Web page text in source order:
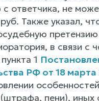
с ответчика, не
Также указал,
в связи с
1
РФ от 18
(штрафа, пени), иных